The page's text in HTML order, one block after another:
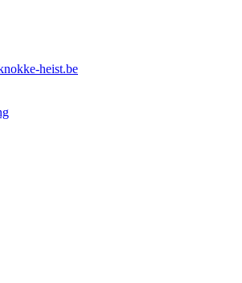
heist.be